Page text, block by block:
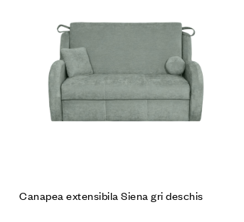
Canapea extensibila Siena gri deschis